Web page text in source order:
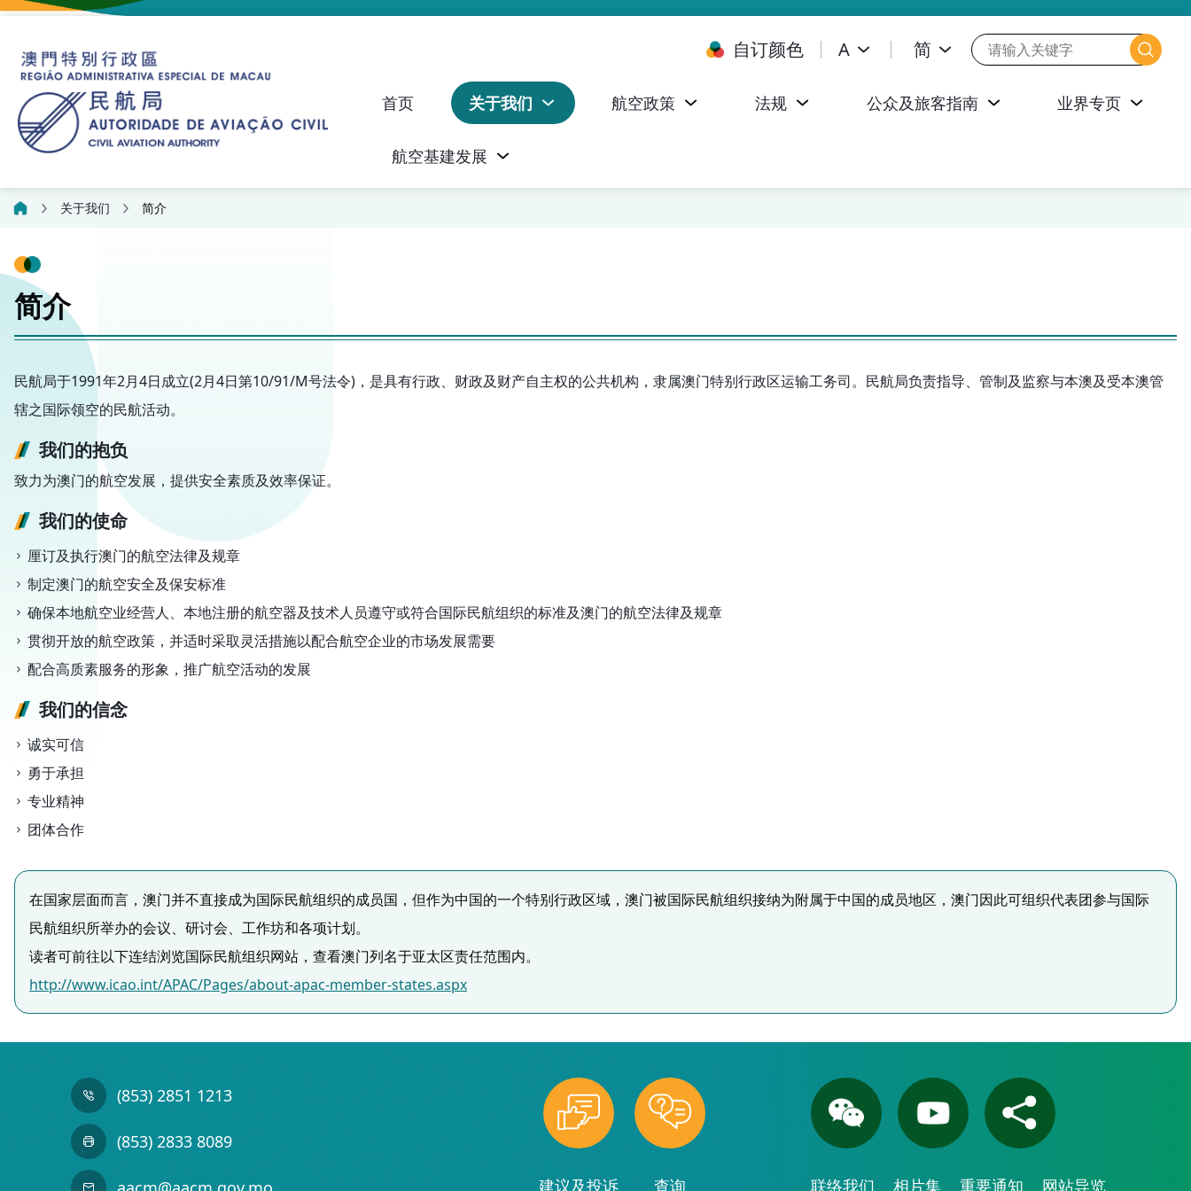
自订颜色 A 简
首页 关于我们 航空政策 法规 公众及旅客指南 业界专页
航空基建发展
关于我们 简介
简介
民航局于1991年2月4日成立(2月4日第10/91/M号法令)，是具有行政、财政及财产自主权的公共机构，隶属澳门特别行政区运输工务司。民航局负责指导、管制及监察与本澳及受本澳管
辖之国际领空的民航活动。
我们的抱负
致力为澳门的航空发展，提供安全素质及效率保证。
我们的使命
厘订及执行澳门的航空法律及规章
制定澳门的航空安全及保安标准
确保本地航空业经营人、本地注册的航空器及技术人员遵守或符合国际民航组织的标准及澳门的航空法律及规章
贯彻开放的航空政策，并适时采取灵活措施以配合航空企业的市场发展需要
配合高质素服务的形象，推广航空活动的发展
我们的信念
诚实可信
勇于承担
专业精神
团体合作
在国家层面而言，澳门并不直接成为国际民航组织的成员国，但作为中国的一个特别行政区域，澳门被国际民航组织接纳为附属于中国的成员地区，澳门因此可组织代表团参与国际
民航组织所举办的会议、研讨会、工作坊和各项计划。
读者可前往以下连结浏览国际民航组织网站，查看澳门列名于亚太区责任范围内。
http://www.icao.int/APAC/Pages/about-apac-member-states.aspx
(853) 2851 1213
(853) 2833 8089
建议及投诉 查询 联络我们 相片集 重要通知 网站导览